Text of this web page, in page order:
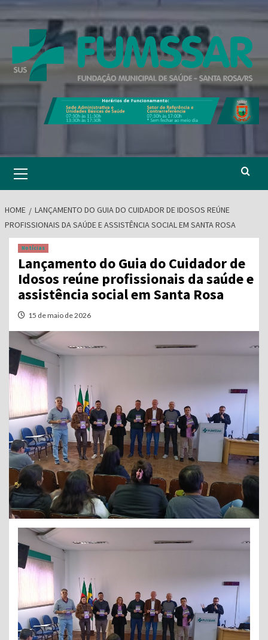
to
Menu
HOME
LANÇAMENTO DO GUIA DO CUIDADOR DE IDOSOS REÚNE
PROFISSIONAIS DA SAÚDE E ASSISTÊNCIA SOCIAL EM SANTA ROSA
Notícias
Lançamento do Guia do Cuidador de
Idosos reúne profissionais da saúde e
assistência social em Santa Rosa
15 de maio de 2026